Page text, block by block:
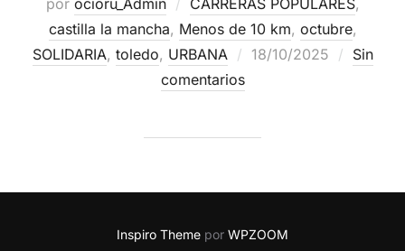
por ocioru_Admin CARRERAS POPULARES,
castilla la mancha, Menos de 10 km, octubre,
SOLIDARIA, toledo, URBANA 18/10/2025
Sin
comentarios
Inspiro Theme por WPZOOM